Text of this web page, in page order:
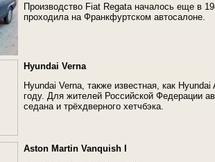
Производство Fiat Regata началось еще в
проходила на Франкфуртском автосалоне.
Hyundai Verna
Hyundai Verna, также известная, как
году. Для жителей Российской Федерации
седана и трёхдверного хетчбэка.
Aston Martin Vanquish I